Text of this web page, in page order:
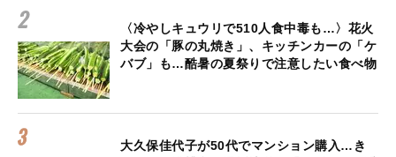
〈冷やしキュウリで510人食中毒も…〉花火
大会の「豚の丸焼き」、キッチンカーの「ケ
バブ」も…酷暑の夏祭りで注意したい食べ物
大久保佳代子が50代でマンション購入…き